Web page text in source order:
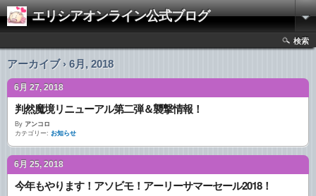
エリシアオンライン公式ブログ
検索
アーカイブ › 6月, 2018
6月 27, 2018
判然魔境リニューアル第二弾＆襲撃情報！
By アンコロ
カテゴリー: お知らせ
6月 25, 2018
今年もやります！アソビモ！アーリーサマーセール2018！